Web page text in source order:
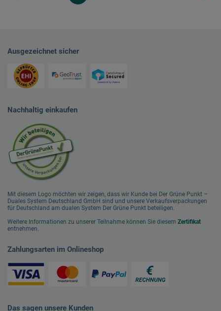
Ausgezeichnet sicher
Nachhaltig einkaufen
Mit diesem Logo möchten wir zeigen, dass wir Kunde bei Der Grüne Punkt –
Duales System Deutschland GmbH sind und unsere Verkaufsverpackungen
für Deutschland am dualen System Der Grüne Punkt beteiligen.
Weitere Informationen zu unserer Teilnahme können Sie diesem Zertifikat
entnehmen.
Zahlungsarten im Onlineshop
Das sagen unsere Kunden